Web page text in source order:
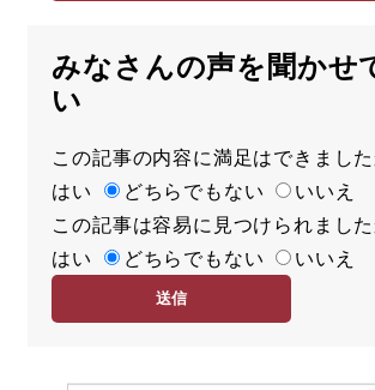
みなさんの声を聞かせ
い
満
足
度
この記事の内容に満足はできまし
はい
どちらでもない
いいえ
容
易
この記事は容易に見つけられまし
はい
どちらでもない いいえ